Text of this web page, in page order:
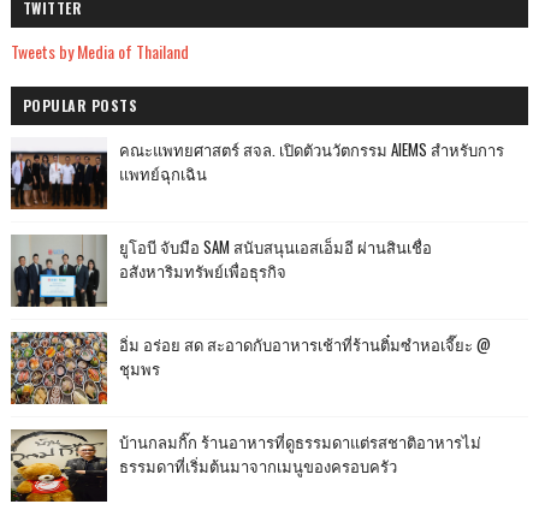
TWITTER
Tweets by Media of Thailand
POPULAR POSTS
คณะแพทยศาสตร์ สจล. เปิดตัวนวัตกรรม AIEMS สำหรับการ
แพทย์ฉุกเฉิน
ยูโอบี จับมือ SAM สนับสนุนเอสเอ็มอี ผ่านสินเชื่อ
อสังหาริมทรัพย์เพื่อธุรกิจ
อิ่ม อร่อย สด สะอาดกับอาหารเช้าที่ร้านติ๋มซำหอเจี๊ยะ @
ชุมพร
บ้านกลมกิ๊ก ร้านอาหารที่ดูธรรมดาแต่รสชาติอาหารไม่
ธรรมดาที่เริ่มต้นมาจากเมนูของครอบครัว